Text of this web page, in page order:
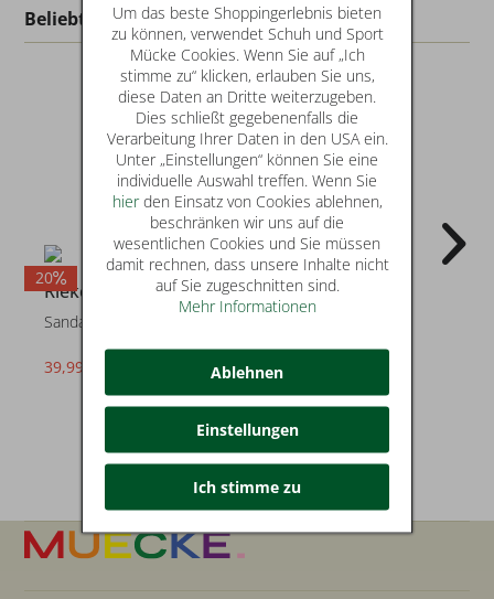
Beliebt in dieser Kategorie
20
Rieker
Sandalen
39,99 €
29
Rieker
49,99 €
Um das beste Shoppingerlebnis bieten
zu können, verwendet Schuh und Sport
Mücke Cookies. Wenn Sie auf „Ich
stimme zu“ klicken, erlauben Sie uns,
diese Daten an Dritte weiterzugeben.
Dies schließt gegebenenfalls die
Verarbeitung Ihrer Daten in den USA ein.
Unter „Einstellungen“ können Sie eine
individuelle Auswahl treffen. Wenn Sie
hierden Einsatz von Cookies ablehnen,
beschränken wir uns auf die
wesentlichen Cookies und Sie müssen
damit rechnen, dass unsere Inhalte nicht
auf Sie zugeschnitten sind.
Mehr Informationen
Ablehnen
Einstellungen
Ich stimme zu